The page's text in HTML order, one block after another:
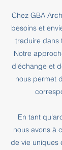
Chez GBA
besoins et
traduire dans
Notre
d'échange et
nous permet
En tant
nous avons à
de vie uniques